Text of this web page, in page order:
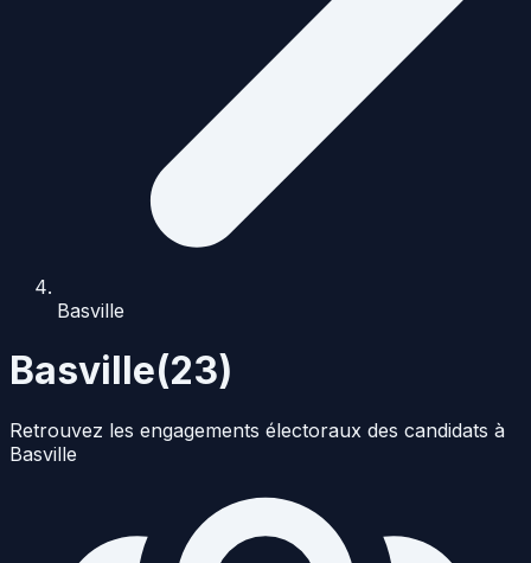
Basville
Basville(23)
Retrouvez les engagements électoraux des candidats à
Basville